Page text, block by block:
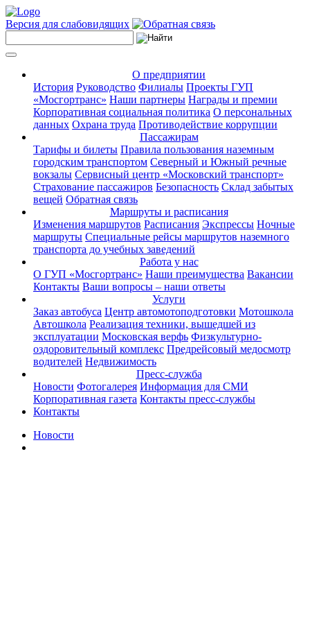
Версия для слабовидящих
О предприятии
История Руководство Филиалы Проекты ГУП
«Мосгортранс» Наши партнеры Награды и премии
Корпоративная социальная политика О персональных
данных Охрана труда Противодействие коррупции
Пассажирам
Тарифы и билеты Правила пользования наземным
городским транспортом Северный и Южный речные
вокзалы Сервисный центр «Московский транспорт»
Страхование пассажиров Безопасность Склад забытых
вещей Обратная связь
Маршруты и расписания
Изменения маршрутов Расписания Экспрессы Ночные
маршруты Специальные рейсы маршрутов наземного
транспорта до учебных заведений
Работа у нас
О ГУП «Мосгортранс» Наши преимущества Вакансии
Контакты Ваши вопросы – наши ответы
Услуги
Заказ автобуса Центр автомотоподготовки Мотошкола
Автошкола Реализация техники, вышедшей из
эксплуатации Московская верфь Физкультурно-
оздоровительный комплекс Предрейсовый медосмотр
водителей Недвижимость
Пресс-служба
Новости Фотогалерея Информация для СМИ
Корпоративная газета Контакты пресс-службы
Контакты
Новости